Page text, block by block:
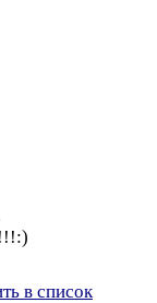
в список